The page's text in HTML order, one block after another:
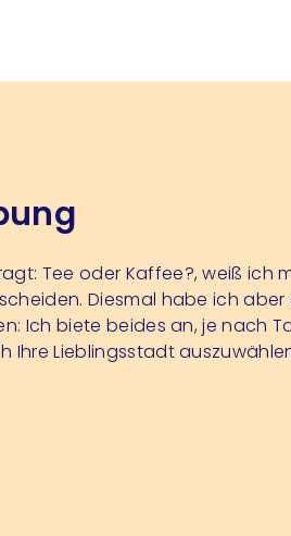
Tee oder Kaffee?, weiß ich
Diesmal habe ich aber
Ich biete beides an, je nach
Ihre Lieblingsstadt